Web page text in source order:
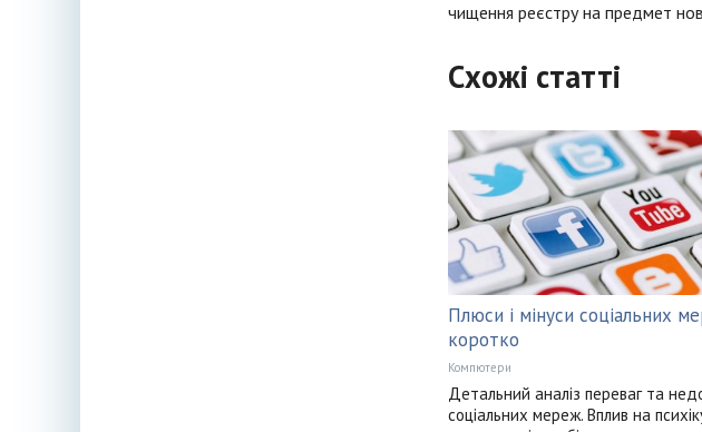
чищення реєстру на предмет
Схожі статті
Плюси і мінуси соціальних
коротко
Компютери
Детальний аналіз переваг та
соціальних мереж. Вплив на